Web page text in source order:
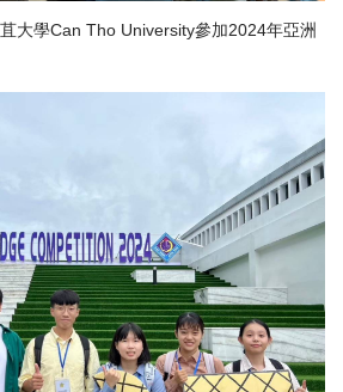
大學Can Tho University參加2024年亞洲